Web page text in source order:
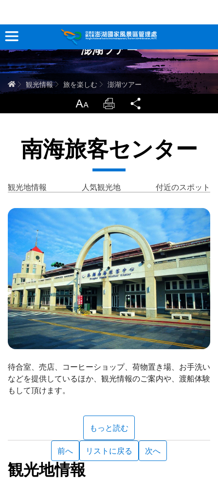
跳
到
主
要
內
容
観光情報
澎湖を深く知る
当サイトについて
サイトマップ
English Tiếng Việt
ไทย Bahasa indonesia
澎湖ツアー
ホーム
観光情報 旅を楽しむ 澎湖ツアー
LargrType Print
南海旅客センター
観光地情報 人気観光地 付近のスポット
待合室、売店、コーヒーショップ、荷物置き場、お手洗い
などを提供しているほか、観光情報のご案内や、渡船体験
もして頂けます。
もっと読む
前へ リストに戻る 次へ
観光地情報